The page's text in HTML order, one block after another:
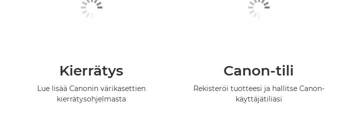
Kierrätys
Lue lisää Canonin värikasettien
kierrätysohjelmasta
Canon-tili
Rekisteröi tuotteesi ja hallitse Canon-
käyttäjätiliäsi